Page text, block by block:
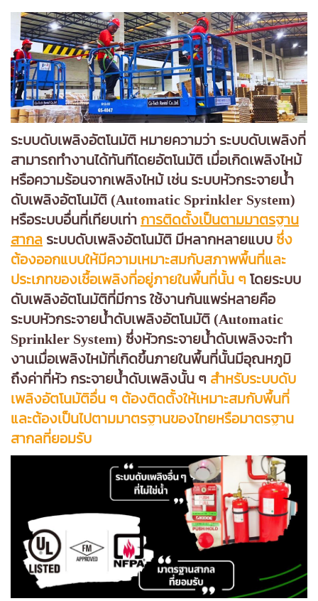
ระบบดับเพลิงอัตโนมัติ หมายความว่า ระบบดับเพลิงที่
สามารถทํางานได้ทันทีโดยอัตโนมัติ เมื่อเกิดเพลิงไหม้
หรือความร้อนจากเพลิงไหม้ เช่น ระบบหัวกระจายน้ํา
ดับเพลิงอัตโนมัติ (Automatic Sprinkler System)
หรือระบบอื่นที่เทียบเท่าการติดตั้งเป็นตามมาตรฐาน
สากล ระบบดับเพลิงอัตโนมัติ มีหลากหลายแบบ ซึ่ง
ต้องออกแบบให้มีความเหมาะสมกับสภาพพื้นที่และ
ประเภทของเชื้อเพลิงที่อยู่ภายในพื้นที่นั้น ๆ โดยระบบ
ดับเพลิงอัตโนมัติที่มีการ ใช้งานกันแพร่หลายคือ
ระบบหัวกระจายน้ําดับเพลิงอัตโนมัติ (Automatic
Sprinkler System) ซึ่งหัวกระจายน้ําดับเพลิงจะทํา
งานเมื่อเพลิงไหม้ที่เกิดขึ้นภายในพื้นที่นั้นมีอุณหภูมิ
ถึงค่าที่หัว กระจายน้ําดับเพลิงนั้น ๆ สําหรับระบบดับ
เพลิงอัตโนมัติอื่น ๆ ต้องติดตั้งให้เหมาะสมกับพื้นที่
และต้องเป็นไปตามมาตรฐานของไทยหรือมาตรฐาน
สากลที่ยอมรับ